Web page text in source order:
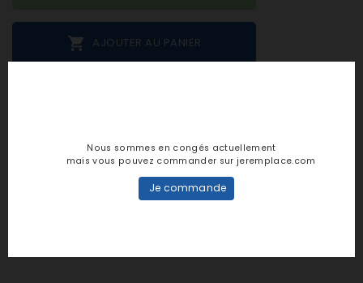
 AJOUTER AU PANIER
personne n'a encore posté d'avis
Nous sommes en congés actuellement
mais vous pouvez commander sur jeremplace.com
Je commande